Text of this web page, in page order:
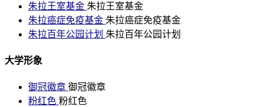
朱拉王室基金 朱拉王室基金
朱拉癌症免疫基金 朱拉癌症免疫基金
朱拉百年公园计划 朱拉百年公园计划
大学形象
御冠徽章 御冠徽章
粉红色 粉红色